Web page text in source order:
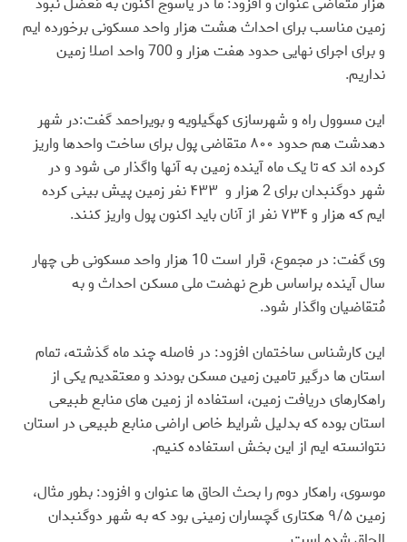
زمین مناسب برای احداث هشت هزار واحد مسکونی برخورده ایم
و برای اجرای نهایی حدود هفت هزار و 700 واحد اصلا زمین
نداریم.
این مسوول راه و شهرسازی کهگیلویه و بویراحمد گفت:در شهر
دهدشت هم حدود ۸۰۰ متقاضی پول برای ساخت واحدها واریز
کرده اند که تا یک ماه آینده زمین به آنها واگذار می شود و در
شهر دوگنبدان برای 2 هزار و ۴۳۳ نفر زمین پیش بینی کرده
ایم که هزار و ۷۳۴ نفر از آنان باید اکنون پول واریز کنند
.
وی گفت: در مجموع، قرار است 10 هزار واحد مسکونی طی چهار
سال آینده براساس طرح نهضت ملی مسکن احداث و به
مُتقاضیان واگذار شود.
این کارشناس ساختمان افزود: در فاصله چند ماه گذشته، تمام
استان ها درگیر تامین زمین مسکن بودند و معتقدیم یکی از
راهکارهای دریافت زمین، استفاده از زمین های منابع طبیعی
استان بوده که بدلیل شرایط خاص اراضی منابع طبیعی در استان
نتوانسته ایم از این بخش استفاده کنیم.
موسوی، راهکار دوم را بحث الحاق ها عنوان و افزود: بطور مثال،
زمین ۹/۵ هکتاری گچساران زمینی بود که به شهر دوگنبدان